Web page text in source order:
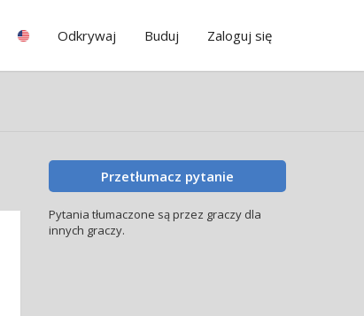
Odkrywaj Buduj Zaloguj się
Przetłumacz pytanie
Pytania tłumaczone są przez graczy dla
innych graczy.